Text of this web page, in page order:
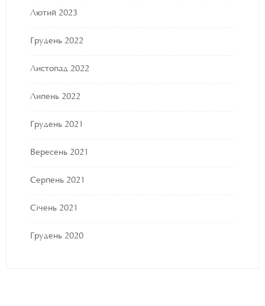
Лютий 2023
Грудень 2022
Листопад 2022
Липень 2022
Грудень 2021
Вересень 2021
Серпень 2021
Січень 2021
Грудень 2020